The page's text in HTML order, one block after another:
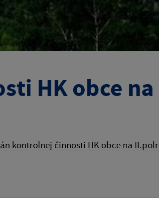
HK obce na
kontrolnej činnosti HK obce na